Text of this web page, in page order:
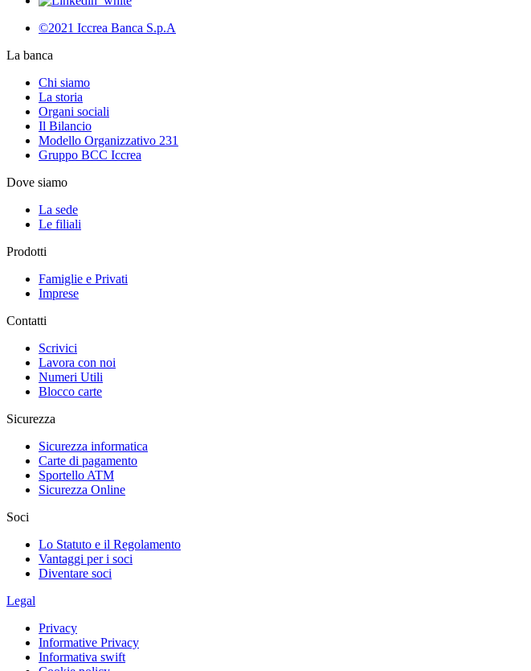
©2021 Iccrea Banca S.p.A
La banca
Chi siamo
La storia
Organi sociali
Il Bilancio
Modello Organizzativo 231
Gruppo BCC Iccrea
Dove siamo
La sede
Le filiali
Prodotti
Famiglie e Privati
Imprese
Contatti
Scrivici
Lavora con noi
Numeri Utili
Blocco carte
Sicurezza
Sicurezza informatica
Carte di pagamento
Sportello ATM
Sicurezza Online
Soci
Lo Statuto e il Regolamento
Vantaggi per i soci
Diventare soci
Legal
Privacy
Informative Privacy
Informativa swift